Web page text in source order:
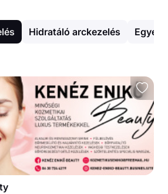
Hidratáló arckezelés Egyéb